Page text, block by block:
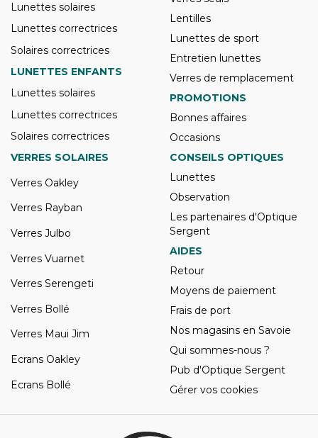
Lunettes solaires
Lunettes correctrices
Solaires correctrices
LUNETTES ENFANTS
Lunettes solaires
Lunettes correctrices
Solaires correctrices
Lentilles
Lunettes de sport
Entretien lunettes
Verres de remplacement
PROMOTIONS
Bonnes affaires
Occasions
VERRES SOLAIRES
Verres Oakley
Verres Rayban
Verres Julbo
Verres Vuarnet
Verres Serengeti
Verres Bollé
Verres Maui Jim
Ecrans Oakley
Ecrans Bollé
CONSEILS OPTIQUES
Lunettes
Observation
Les partenaires d'Optique
Sergent
AIDES
Retour
Moyens de paiement
Frais de port
Nos magasins en Savoie
Qui sommes-nous ?
Pub d'Optique Sergent
Gérer vos cookies